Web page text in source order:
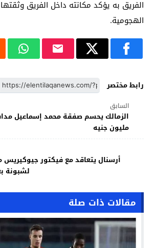
الفريق به يؤكد مكانته داخل الفريق
الهجومية.
رابط مختصر
السابق
مليون جنيه
أرسنال يتعاقد مع فيكتور
لشبونة
مقالات ذات صلة